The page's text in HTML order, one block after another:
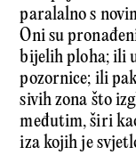
paralalno s
Oni su
bijelih ploha; ili
pozornice; ili
sivih zona što
međutim, širi
iza kojih je